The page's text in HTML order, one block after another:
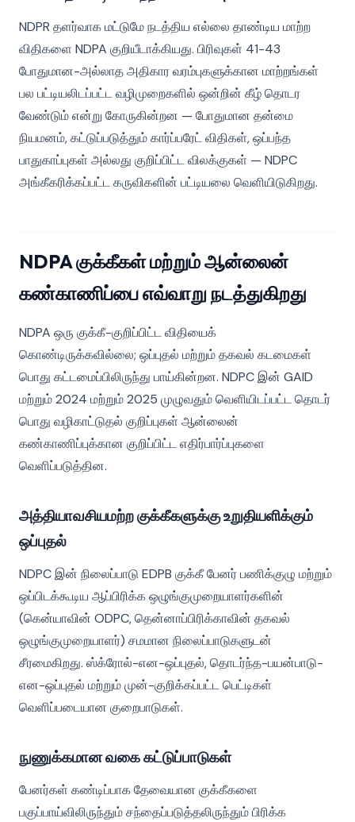
NDPR தளர்வாக மட்டுமே நடத்திய எல்லை தாண்டிய மாற்ற
விதிகளை NDPA குறியீடாக்கியது. பிரிவுகள் 41-43
போதுமான-அல்லாத அதிகார வரம்புகளுக்கான மாற்றங்கள்
பல பட்டியலிடப்பட்ட வழிமுறைகளில் ஒன்றின் கீழ் தொடர
வேண்டும் என்று கோருகின்றன — போதுமான தன்மை
நியமனம், கட்டுப்படுத்தும் கார்ப்பரேட் விதிகள், ஒப்பந்த
பாதுகாப்புகள் அல்லது குறிப்பிட்ட விலக்குகள் — NDPC
அங்கீகரிக்கப்பட்ட கருவிகளின் பட்டியலை வெளியிடுகிறது.
NDPA குக்கீகள் மற்றும் ஆன்லைன்
கண்காணிப்பை எவ்வாறு நடத்துகிறது
NDPA ஒரு குக்கீ-குறிப்பிட்ட விதியைக்
கொண்டிருக்கவில்லை; ஒப்புதல் மற்றும் தகவல் கடமைகள்
பொது கட்டமைப்பிலிருந்து பாய்கின்றன. NDPC இன் GAID
மற்றும் 2024 மற்றும் 2025 முழுவதும் வெளியிடப்பட்ட தொடர்
பொது வழிகாட்டுதல் குறிப்புகள் ஆன்லைன்
கண்காணிப்புக்கான குறிப்பிட்ட எதிர்பார்ப்புகளை
வெளிப்படுத்தின.
அத்தியாவசியமற்ற குக்கீகளுக்கு உறுதியளிக்கும்
ஒப்புதல்
NDPC இன் நிலைப்பாடு EDPB குக்கீ பேனர் பணிக்குழு மற்றும்
ஒப்பிடக்கூடிய ஆப்பிரிக்க ஒழுங்குமுறையாளர்களின்
(கென்யாவின் ODPC, தென்னாப்பிரிக்காவின் தகவல்
ஒழுங்குமுறையாளர்) சமமான நிலைப்பாடுகளுடன்
சீரமைகிறது. ஸ்க்ரோல்-என-ஒப்புதல், தொடர்ந்த-பயன்பாடு-
என-ஒப்புதல் மற்றும் முன்-குறிக்கப்பட்ட பெட்டிகள்
வெளிப்படையான குறைபாடுகள்.
நுணுக்கமான வகை கட்டுப்பாடுகள்
பேனர்கள் கண்டிப்பாக தேவையான குக்கீகளை
பகுப்பாய்விலிருந்தும் சந்தைப்படுத்தலிருந்தும் பிரிக்க